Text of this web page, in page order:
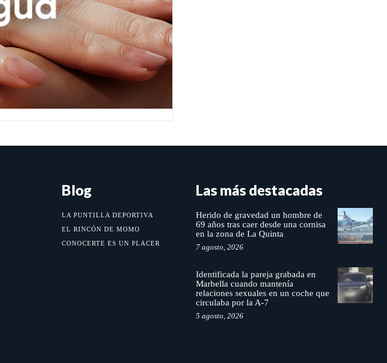
Blog
LA PUNTILLA DEPORTIVA
EL RINCÓN DE MOMO
CONOCERTE ES UN PLACER
Las más destacadas
Herido de gravedad un hombre de
69 años tras caer desde una cornisa
en la zona de La Quinta
7 agosto, 2026
Identificada la pareja grabada en
Marbella cuando mantenía
relaciones sexuales en un coche que
circulaba por la A-7
5 agosto, 2026